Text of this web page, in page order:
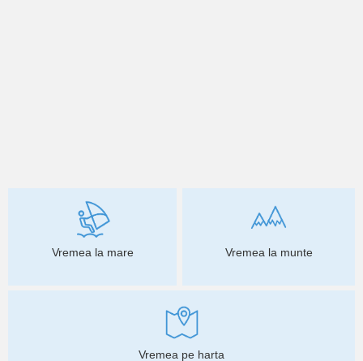
Vremea la mare Vremea la munte
Vremea pe harta